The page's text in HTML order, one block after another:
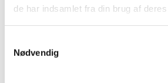
de har indsamlet fra din brug af
Nødvendig
2015 (33)
2014 (44)
2012 (44)